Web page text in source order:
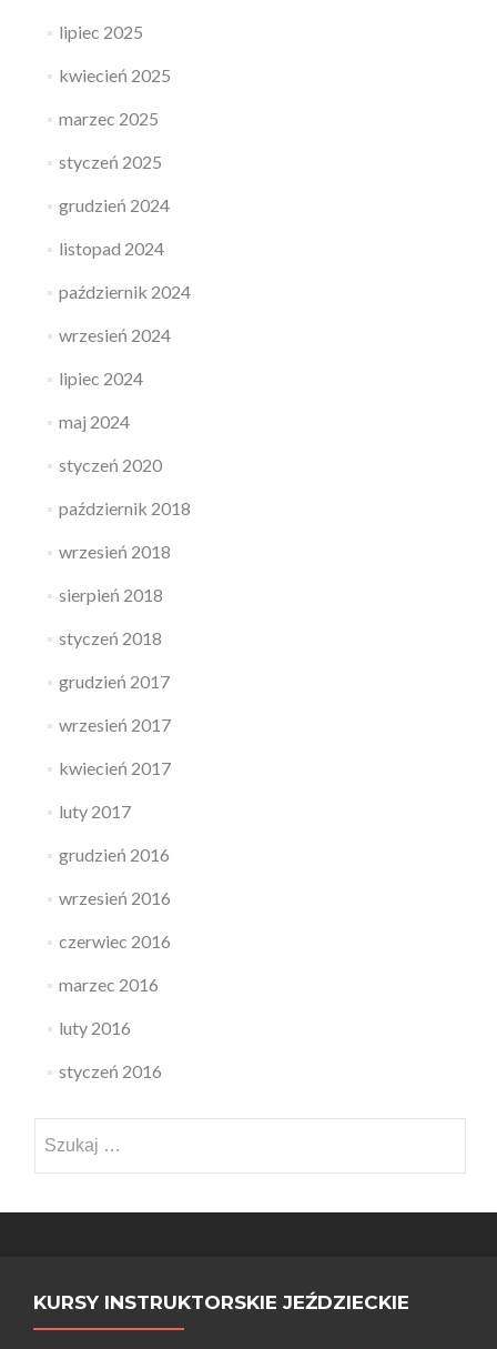
lipiec 2025
kwiecień 2025
marzec 2025
styczeń 2025
grudzień 2024
listopad 2024
październik 2024
wrzesień 2024
lipiec 2024
maj 2024
styczeń 2020
październik 2018
wrzesień 2018
sierpień 2018
styczeń 2018
grudzień 2017
wrzesień 2017
kwiecień 2017
luty 2017
grudzień 2016
wrzesień 2016
czerwiec 2016
marzec 2016
luty 2016
styczeń 2016
KURSY INSTRUKTORSKIE JEŹDZIECKIE